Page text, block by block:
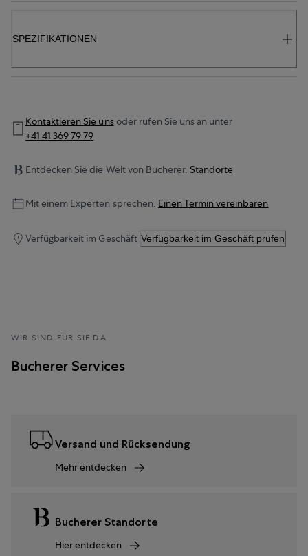
SPEZIFIKATIONEN
Kontaktieren Sie unsoder rufen Sie uns an unter
+41 41 369 79 79
Entdecken Sie die Welt von Bucherer. Standorte
Mit einem Experten sprechen. Einen Termin vereinbaren
Verfügbarkeit im Geschäft Verfügbarkeit im Geschäft prüfen
WIR SIND FÜR SIE DA
Bucherer Services
Versand und Rücksendung
Mehr entdecken
Bucherer Standorte
Hier entdecken